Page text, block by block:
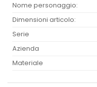
Nome personaggio:
Dimensioni articolo:
Serie
Azienda
Materiale